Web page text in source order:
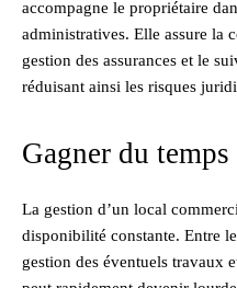
accompagne le propriétaire
administratives. Elle assure la
gestion des assurances et le
réduisant ainsi les risques
Gagner du
La gestion d’un local
disponibilité constante. Entre
gestion des éventuels travaux